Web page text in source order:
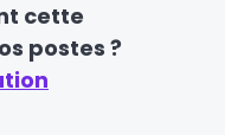
cette
postes ?